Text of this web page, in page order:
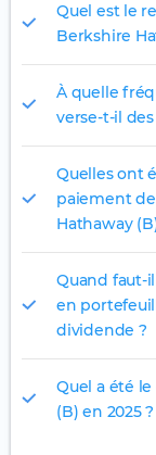
Quel est le
Berkshire
À quelle
verse-t-il
Quelles ont
paiement
Hathaway
Quand faut-
en
dividende ?
Quel a été
(B) en 2025 ?